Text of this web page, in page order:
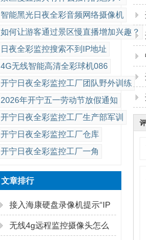
智能黑光日夜全彩音频网络摄像机
如何让游客通过景区慢直播增加兴趣？
日夜全彩监控搜索不到IP地址
4G无线智能高清全彩球机086
开宁日夜全彩监控工厂团队野外训练
2026年开宁五一劳动节放假通知
开宁日夜全彩监控工厂生产部军训
开宁日夜全彩监控工厂仓库
开宁日夜全彩监控工厂一角
文章排行
接入海康硬盘录像机提示“IP
通道异常”解决方法
无线4g远程监控摄像头怎么